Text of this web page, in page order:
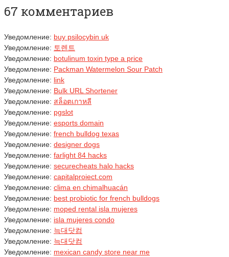
67 комментариев
Уведомление: buy psilocybin uk
Уведомление: 토렌트
Уведомление: botulinum toxin type a price
Уведомление: Packman Watermelon Sour Patch
Уведомление: link
Уведомление: Bulk URL Shortener
Уведомление: สล็อตเกาหลี
Уведомление: pgslot
Уведомление: esports domain
Уведомление: french bulldog texas
Уведомление: designer dogs
Уведомление: farlight 84 hacks
Уведомление: securecheats halo hacks
Уведомление: capitalproiect.com
Уведомление: clima en chimalhuacán
Уведомление: best probiotic for french bulldogs
Уведомление: moped rental isla mujeres
Уведомление: isla mujeres condo
Уведомление: 늑대닷컴
Уведомление: 늑대닷컴
Уведомление: mexican candy store near me